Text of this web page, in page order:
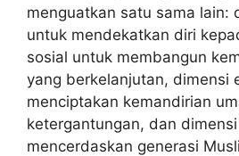
menguatkan satu sama lain:
untuk mendekatkan diri
sosial untuk membangun
yang berkelanjutan, dimensi
menciptakan kemandirian
ketergantungan, dan
mencerdaskan generasi